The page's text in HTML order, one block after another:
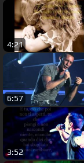
4:21
6:57
3:52